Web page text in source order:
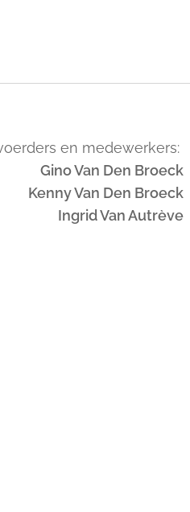
en medewerkers:
Gino Van Den Broeck
Kenny Van Den Broeck
Ingrid Van Autrève